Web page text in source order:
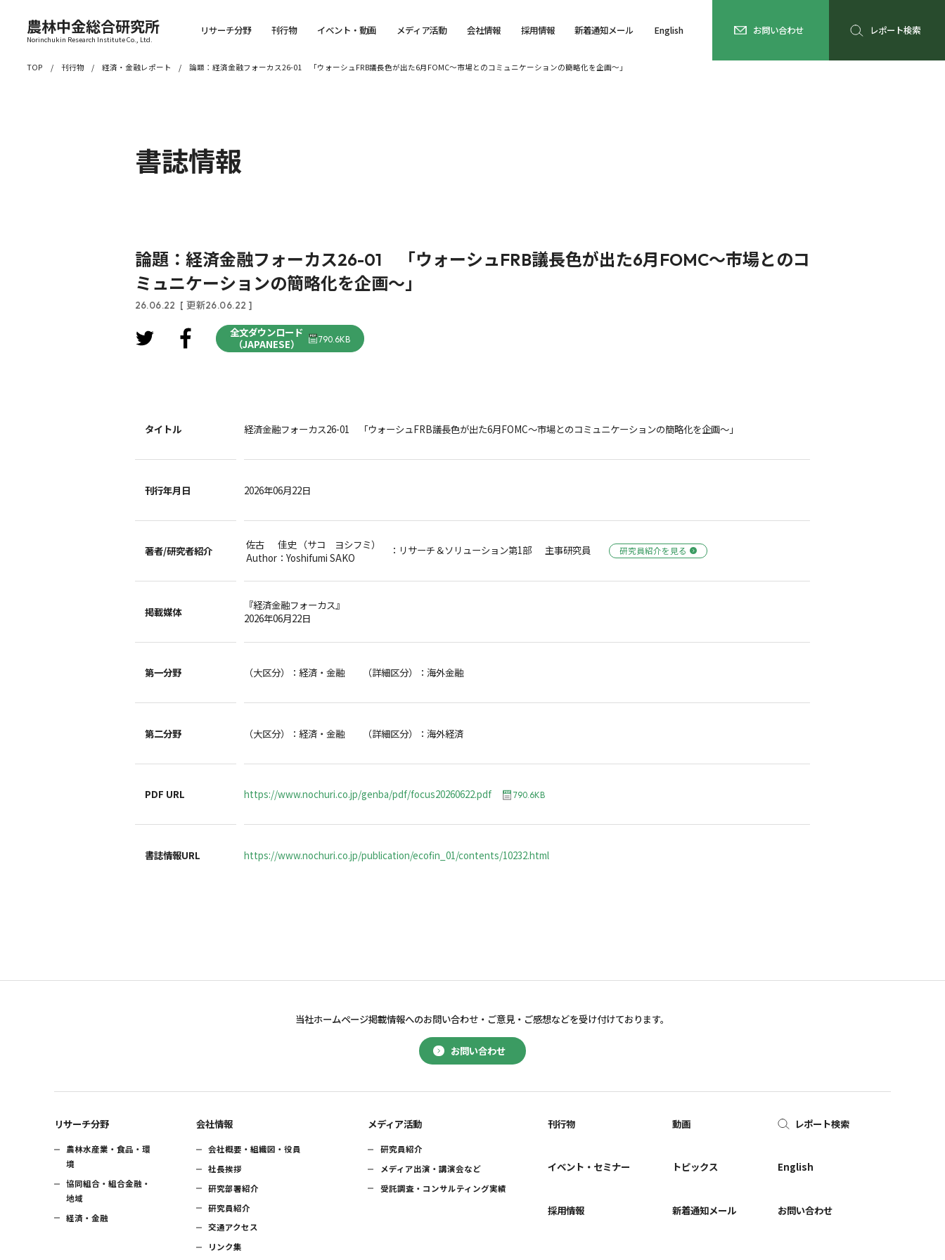
農林中金総合研究所
Norinchukin Research Institute Co., Ltd.
リサーチ分野 刊行物 イベント・動画 メディア活動 会社情報 採用情報 新着通知メール English お問い合わせ レポート検索
TOP 刊行物 経済・金融レポート 論題：経済金融フォーカス26-01 「ウォーシュFRB議長色が出た6月FOMC～市場とのコミュニケーションの簡略化を企画～」
書誌情報
論題：経済金融フォーカス26-01 「ウォーシュFRB議長色が出た6月FOMC～市場とのコ
ミュニケーションの簡略化を企画～」
26.06.22 [ 更新26.06.22 ]
全文ダウンロード
（JAPANESE）
790.6KB
タイトル 経済金融フォーカス26-01 「ウォーシュFRB議長色が出た6月FOMC～市場とのコミュニケーションの簡略化を企画～」
刊行年月日 2026年06月22日
著者/研究者紹介
佐古 佳史 （サコ ヨシフミ）
Author：Yoshifumi SAKO
：リサーチ＆ソリューション第1部 主事研究員 研究員紹介を見る
掲載媒体
『経済金融フォーカス』
2026年06月22日
第一分野 （大区分）：経済・金融 （詳細区分）：海外金融
第二分野 （大区分）：経済・金融 （詳細区分）：海外経済
PDF URL https://www.nochuri.co.jp/genba/pdf/focus20260622.pdf 790.6KB
書誌情報URL https://www.nochuri.co.jp/publication/ecofin_01/contents/10232.html
お問い合わせ
当社ホームページ掲載情報へのお問い合わせ・ ご意見・ご感想などを受け付けております。
リサーチ分野
農林水産業・食品・環
境
協同組合・組合金融・
地域
経済・金融
会社情報
会社概要・組織図・役員
社長挨拶
研究部署紹介
研究員紹介
交通アクセス
リンク集
メディア活動
研究員紹介
メディア出演・講演会など
受託調査・コンサルティング実績
刊行物
イベント・セミナー
採用情報
動画
トピックス
新着通知メール
レポート検索
English
お問い合わせ